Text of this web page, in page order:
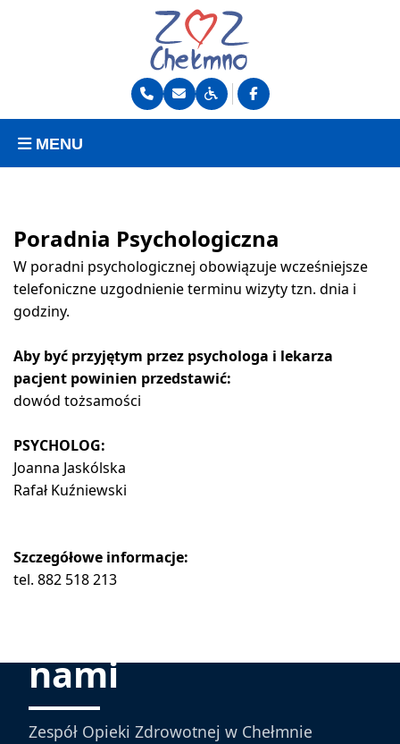
MENU
Poradnia Psychologiczna
W poradni psychologicznej obowiązuje wcześniejsze
telefoniczne uzgodnienie terminu wizyty tzn. dnia i
godziny.
Aby być przyjętym przez psychologa i lekarza
pacjent powinien przedstawić:
dowód tożsamości
PSYCHOLOG:
Joanna Jaskólska
Rafał Kuźniewski
Szczegółowe informacje:
tel. 882 518 213
nami
Zespół Opieki Zdrowotnej w Chełmnie